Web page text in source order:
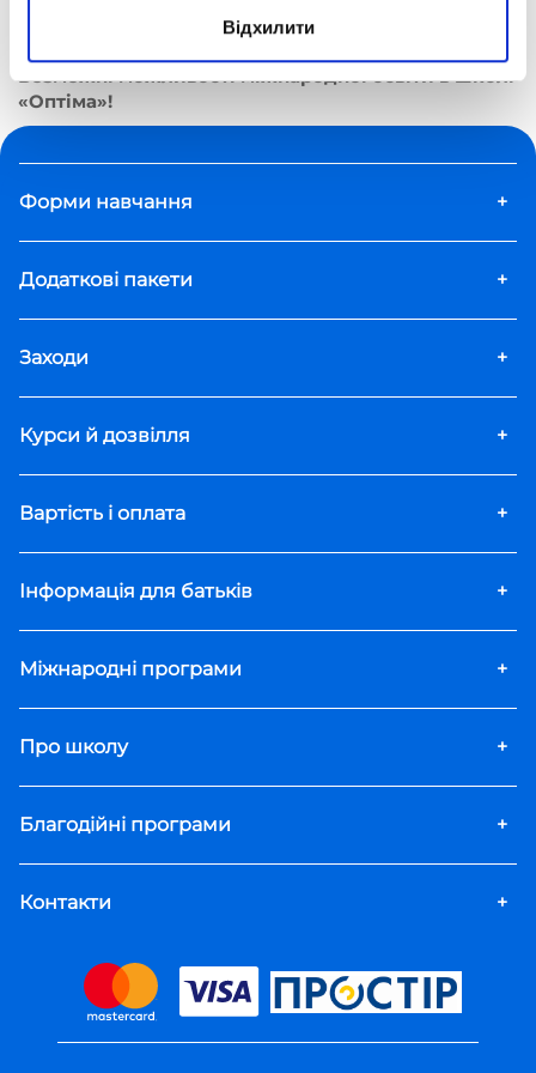
Відхилити
Блог Optima School про освіту, навчання та розвиток
Безмежні можливості міжнародної освіти в школі
«Оптіма»!
Форми навчання +
Додаткові пакети +
Заходи +
Курси й дозвілля +
Вартість і оплата +
Інформація для батьків +
Міжнародні програми +
Про школу +
Благодійні програми +
Контакти +